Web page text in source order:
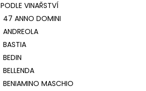
PODLE VINAŘSTVÍ
47 ANNO DOMINI
ANDREOLA
BASTIA
BEDIN
BELLENDA
BENIAMINO MASCHIO